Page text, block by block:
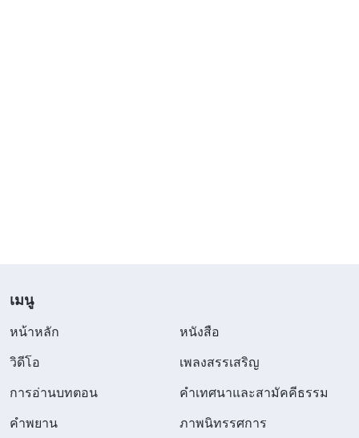
เมนู
หน้าหลัก
หนังสือ
วิดีโอ
เพลงสรรเสริญ
การอ่านบทตอน
คำเทศนาและสามัคคีธรรม
คำพยาน
ภาพนิทรรศการ